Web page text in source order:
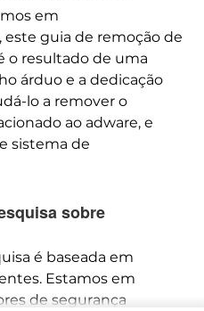
em
este guia de remoção de
o resultado de uma
árduo e a dedicação
lo a remover o
ao adware, e
sistema de
sobre
é baseada em
Estamos em
de segurança